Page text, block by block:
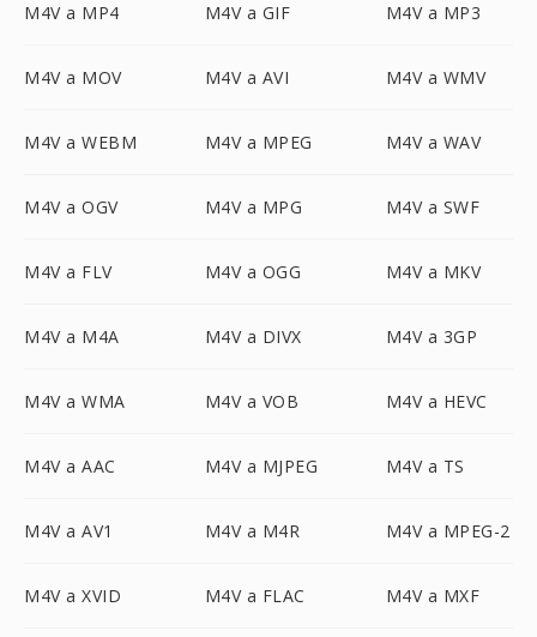
M4V a MP4 M4V a GIF M4V a MP3
M4V a MOV M4V a AVI M4V a WMV
M4V a WEBM M4V a MPEG M4V a WAV
M4V a OGV M4V a MPG M4V a SWF
M4V a FLV M4V a OGG M4V a MKV
M4V a M4A M4V a DIVX M4V a 3GP
M4V a WMA M4V a VOB M4V a HEVC
M4V a AAC M4V a MJPEG M4V a TS
M4V a AV1 M4V a M4R M4V a MPEG-2
M4V a XVID M4V a FLAC M4V a MXF